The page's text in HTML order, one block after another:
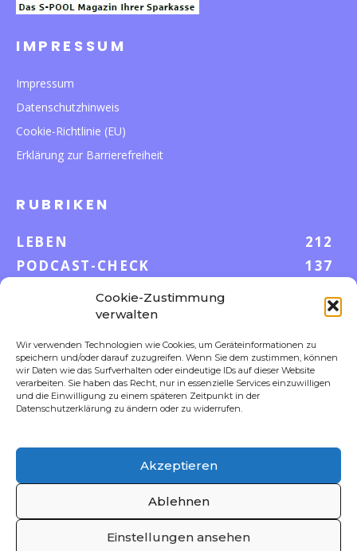
Cookie-Zustimmung
verwalten
Wir verwenden Technologien wie Cookies, um Geräteinformationen zu
speichern und/oder darauf zuzugreifen. Wenn Sie dem zustimmen, können
wir Daten wie das Surfverhalten oder eindeutige IDs auf dieser Website
verarbeiten. Sie haben das Recht, nur in essenzielle Services einzuwilligen
und die Einwilligung zu einem späteren Zeitpunkt in der
Datenschutzerklärung zu ändern oder zu widerrufen.
Akzeptieren
Ablehnen
Einstellungen ansehen
IMPRESSUM
Impressum
Datenschutzhinweis
Cookie-Richtlinie (EU)
Erklärung zur Barrierefreiheit
RUBRIKEN
LEBEN
212
PODCAST-CHECK
137
GELD & KARRIERE
43
AUF UND DAVON
S-POOL VORTEILE
35
DIGITALE WELT
23
FOKUS